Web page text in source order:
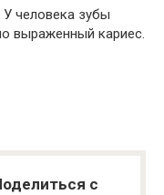
человека зубы
выраженный кариес.
с